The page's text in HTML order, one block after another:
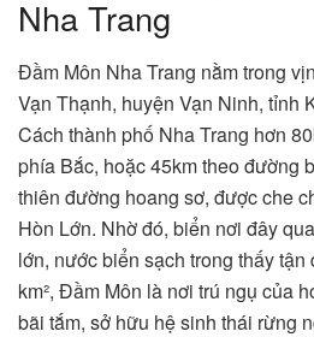
Nha Trang
Đầm Môn Nha Trang nằm trong
Vạn Thạnh, huyện Vạn Ninh, tỉnh
Cách thành phố Nha Trang hơn
phía Bắc, hoặc 45km theo đường
thiên đường hoang sơ, được che
Hòn Lớn. Nhờ đó, biển nơi đây
lớn, nước biển sạch trong thấy tận
km², Đầm Môn là nơi trú ngụ của
bãi tắm, sở hữu hệ sinh thái rừng